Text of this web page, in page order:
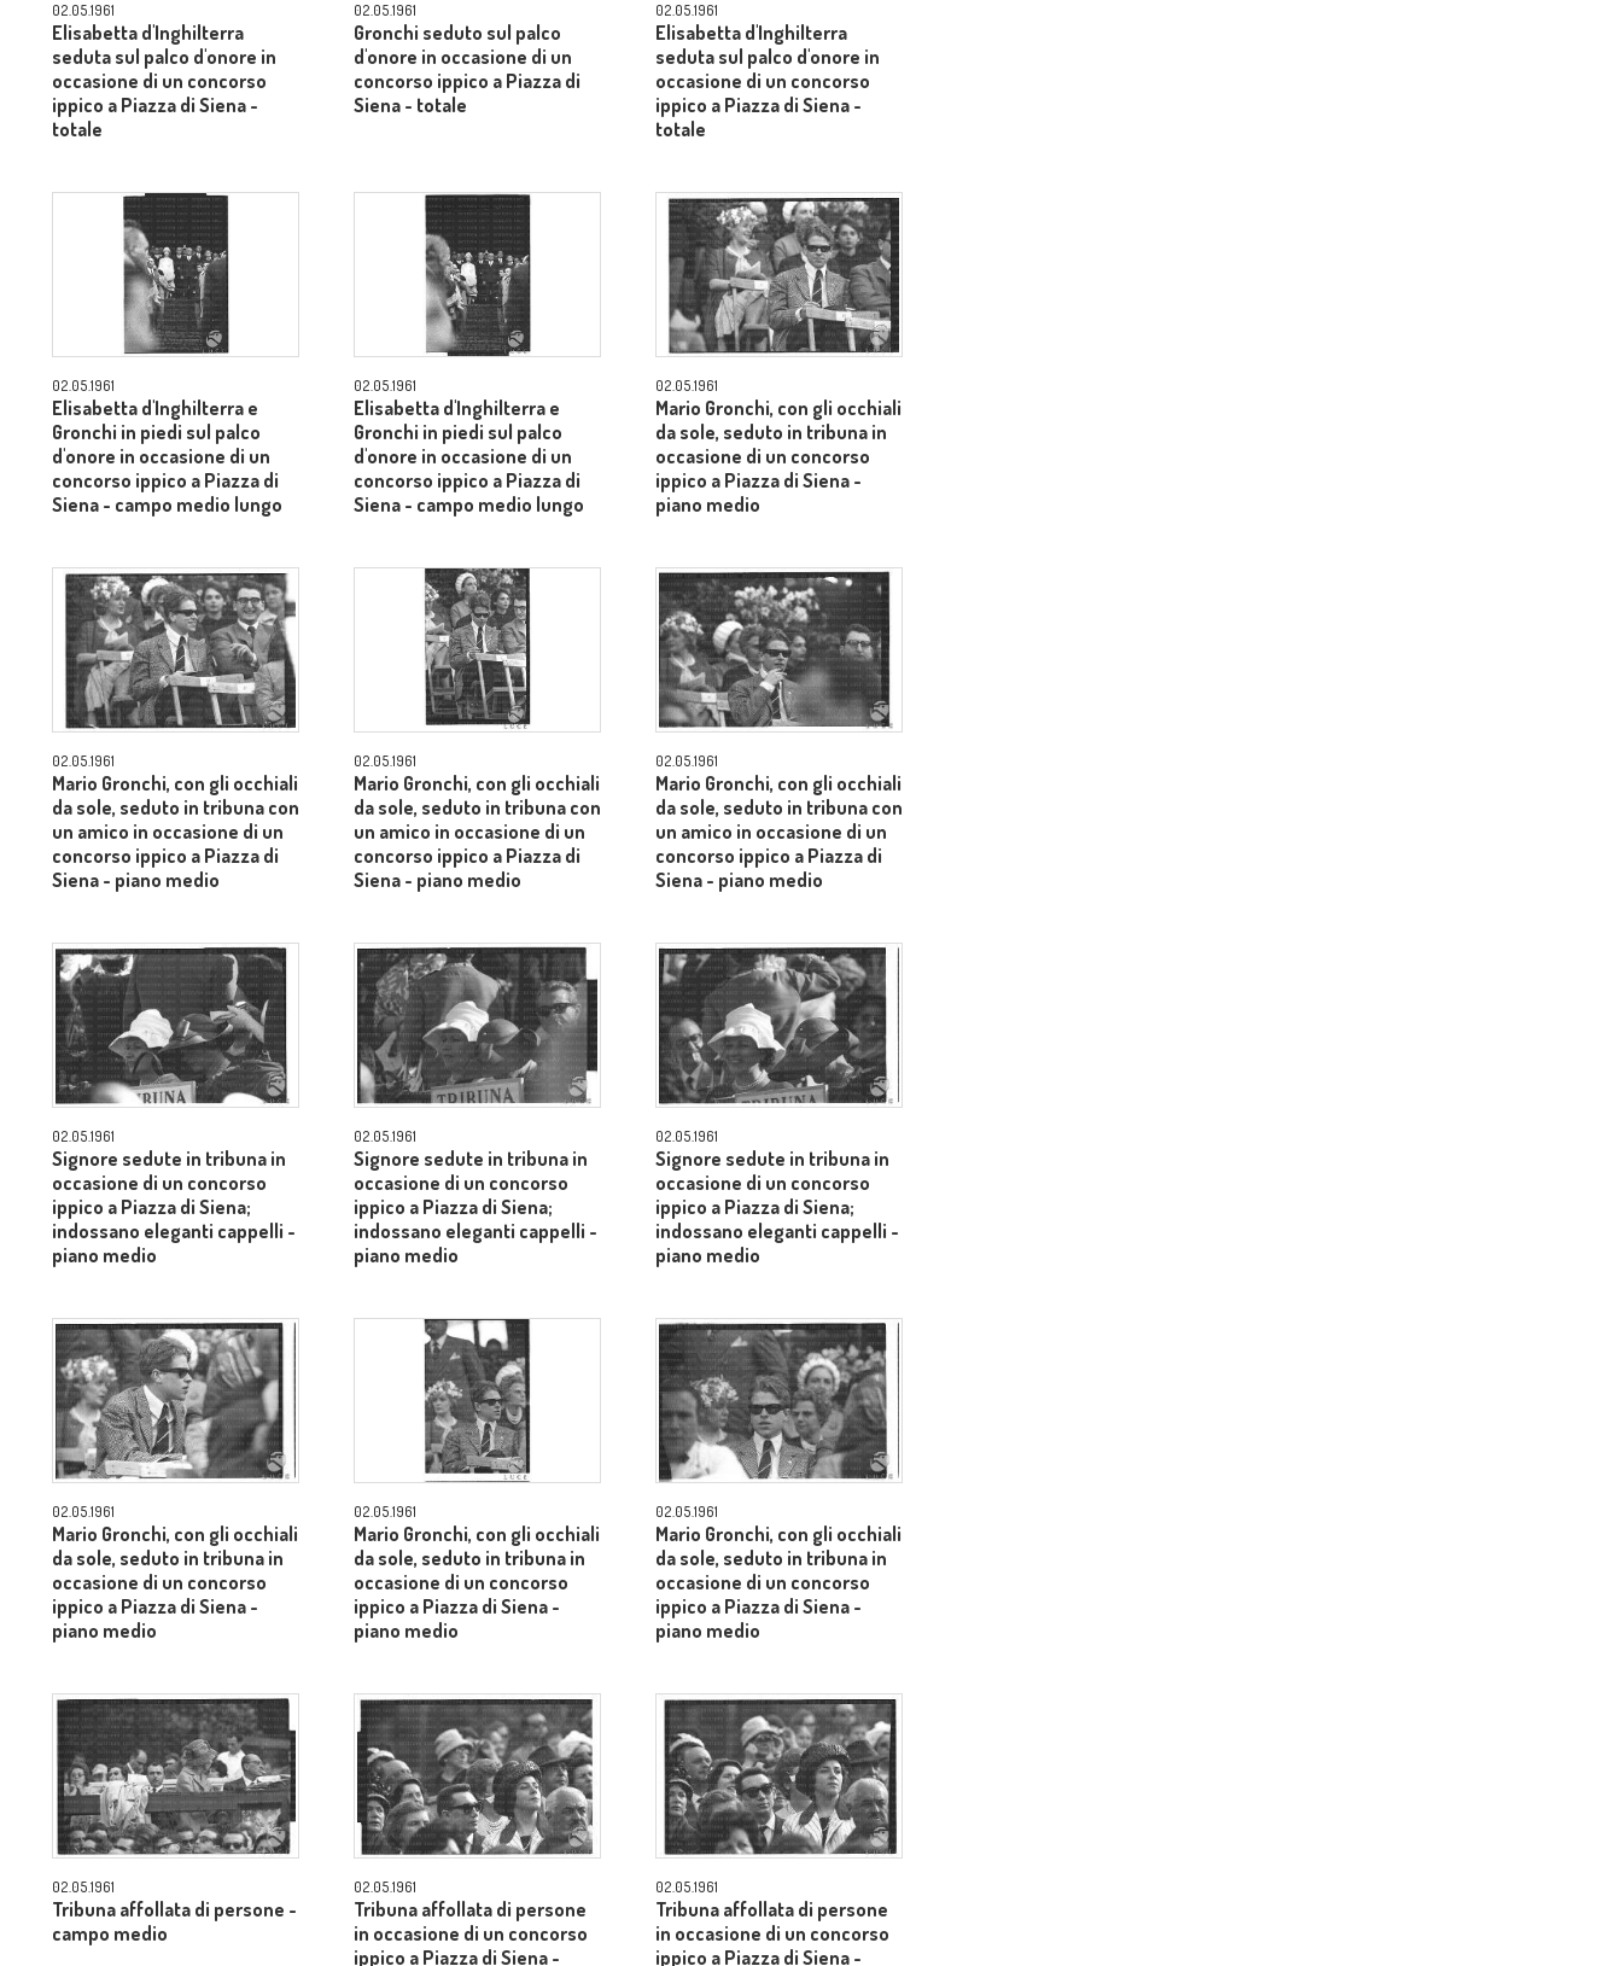
02.05.1961
Elisabetta d'Inghilterra
seduta sul palco d'onore in
occasione di un concorso
ippico a Piazza di Siena -
totale
02.05.1961
Gronchi seduto sul palco
d'onore in occasione di un
concorso ippico a Piazza di
Siena - totale
02.05.1961
Elisabetta d'Inghilterra
seduta sul palco d'onore in
occasione di un concorso
ippico a Piazza di Siena -
totale
02.05.1961
Elisabetta d'Inghilterra e
Gronchi in piedi sul palco
d'onore in occasione di un
concorso ippico a Piazza di
Siena - campo medio lungo
02.05.1961
Elisabetta d'Inghilterra e
Gronchi in piedi sul palco
d'onore in occasione di un
concorso ippico a Piazza di
Siena - campo medio lungo
02.05.1961
Mario Gronchi, con gli occhiali
da sole, seduto in tribuna in
occasione di un concorso
ippico a Piazza di Siena -
piano medio
02.05.1961
Mario Gronchi, con gli occhiali
da sole, seduto in tribuna con
un amico in occasione di un
concorso ippico a Piazza di
Siena - piano medio
02.05.1961
Mario Gronchi, con gli occhiali
da sole, seduto in tribuna con
un amico in occasione di un
concorso ippico a Piazza di
Siena - piano medio
02.05.1961
Mario Gronchi, con gli occhiali
da sole, seduto in tribuna con
un amico in occasione di un
concorso ippico a Piazza di
Siena - piano medio
02.05.1961
Signore sedute in tribuna in
occasione di un concorso
ippico a Piazza di Siena;
indossano eleganti cappelli -
piano medio
02.05.1961
Signore sedute in tribuna in
occasione di un concorso
ippico a Piazza di Siena;
indossano eleganti cappelli -
piano medio
02.05.1961
Signore sedute in tribuna in
occasione di un concorso
ippico a Piazza di Siena;
indossano eleganti cappelli -
piano medio
02.05.1961
Mario Gronchi, con gli occhiali
da sole, seduto in tribuna in
occasione di un concorso
ippico a Piazza di Siena -
piano medio
02.05.1961
Mario Gronchi, con gli occhiali
da sole, seduto in tribuna in
occasione di un concorso
ippico a Piazza di Siena -
piano medio
02.05.1961
Mario Gronchi, con gli occhiali
da sole, seduto in tribuna in
occasione di un concorso
ippico a Piazza di Siena -
piano medio
02.05.1961
Tribuna affollata di persone -
campo medio
02.05.1961
Tribuna affollata di persone
in occasione di un concorso
ippico a Piazza di Siena -
02.05.1961
Tribuna affollata di persone
in occasione di un concorso
ippico a Piazza di Siena -